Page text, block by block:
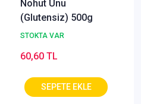
Nohut Unu
(Glutensiz) 500g
STOKTA VAR
60,60 TL